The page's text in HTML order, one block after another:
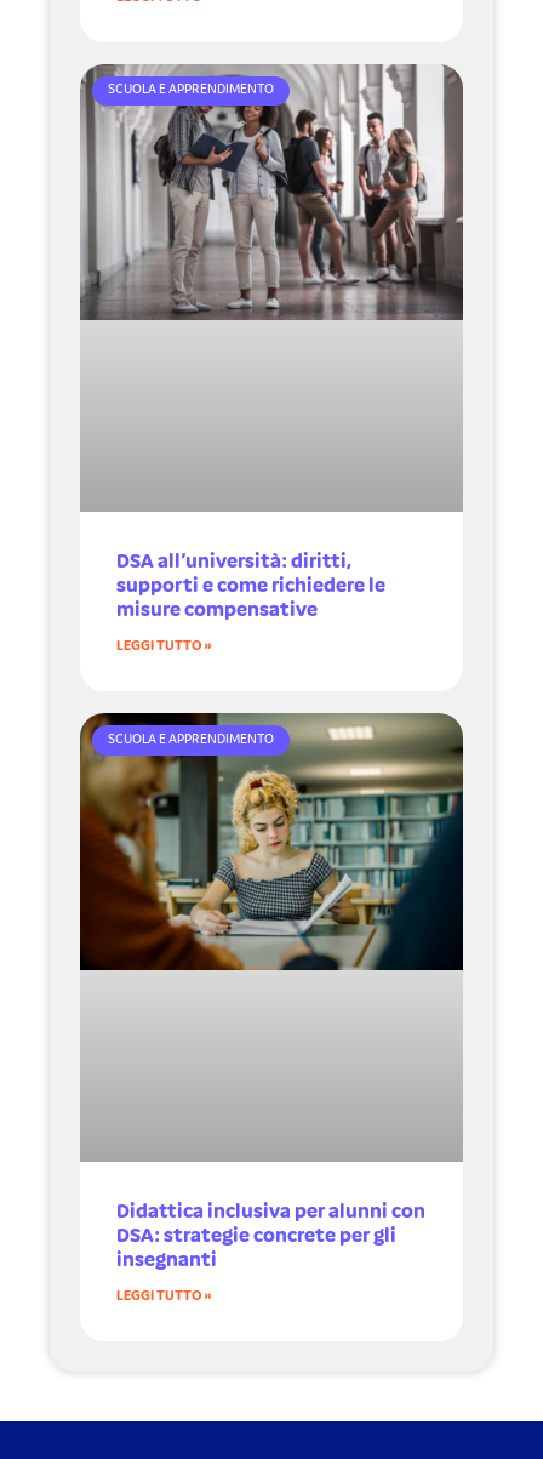
SCUOLA E APPRENDIMENTO
DSA all’università: diritti,
supporti e come richiedere le
misure compensative
LEGGI TUTTO »
SCUOLA E APPRENDIMENTO
Didattica inclusiva per alunni con
DSA: strategie concrete per gli
insegnanti
LEGGI TUTTO »